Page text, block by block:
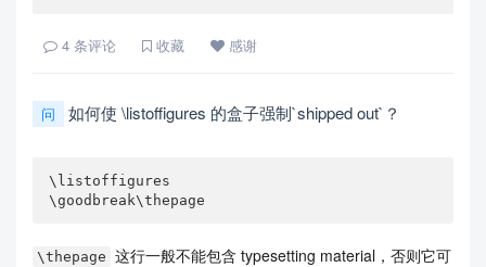
4 条评论 收藏 感谢
问 如何使 \listoffigures 的盒子强制`shipped out`？
\listoffigures
\goodbreak\thepage
\thepage 这行一般不能包含 typesetting material，否则它可